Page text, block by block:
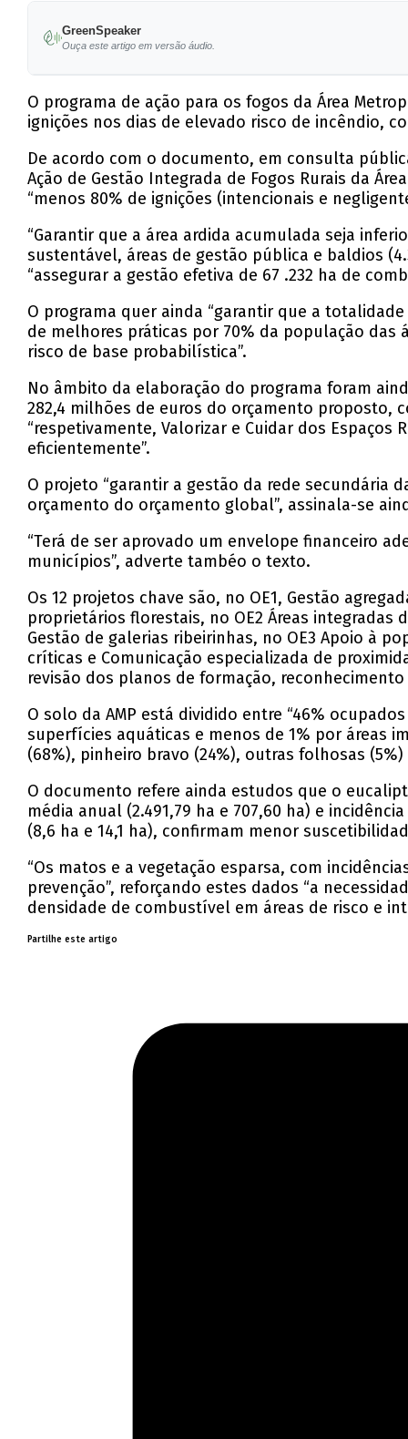
GreenSpeaker
Ouça este artigo em versão áudio.
O programa de ação para os fogos da Área
ignições nos dias de elevado risco de incêndio,
De acordo com o documento, em consulta
Ação de Gestão Integrada de Fogos Rurais da
“menos 80% de ignições (intencionais e
“Garantir que a área ardida acumulada seja
sustentável, áreas de gestão pública e baldios
“assegurar a gestão efetiva de 67 .232 ha de
O programa quer ainda “garantir que a
de melhores práticas por 70% da população das
risco de base probabilística”.
No âmbito da elaboração do programa foram
282,4 milhões de euros do orçamento proposto,
“respetivamente, Valorizar e Cuidar dos Espaços
eficientemente”.
O projeto “garantir a gestão da rede secundária
orçamento do orçamento global”, assinala-se
“Terá de ser aprovado um envelope financeiro
municípios”, adverte tambéo o texto.
Os 12 projetos chave são, no OE1, Gestão
proprietários florestais, no OE2 Áreas integradas
Gestão de galerias ribeirinhas, no OE3 Apoio à
críticas e Comunicação especializada de
revisão dos planos de formação,
O solo da AMP está dividido entre “46%
superfícies aquáticas e menos de 1% por áreas
(68%), pinheiro bravo (24%), outras folhosas (5%)
O documento refere ainda estudos que o
média anual (2.491,79 ha e 707,60 ha) e
(8,6 ha e 14,1 ha), confirmam menor
“Os matos e a vegetação esparsa, com
prevenção”, reforçando estes dados “a
densidade de combustível em áreas de risco e
Partilhe este artigo